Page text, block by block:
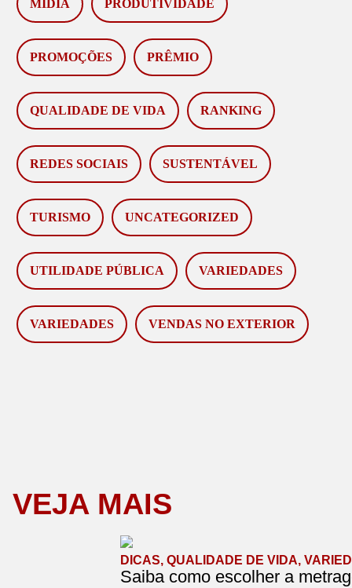
MÍDIA PRODUTIVIDADE
PROMOÇÕES PRÊMIO
QUALIDADE DE VIDA RANKING
REDES SOCIAIS SUSTENTÁVEL
TURISMO UNCATEGORIZED
UTILIDADE PÚBLICA VARIEDADES
VARIEDADES VENDAS NO EXTERIOR
VEJA MAIS
DICAS, QUALIDADE DE VIDA,
Saiba como escolher a